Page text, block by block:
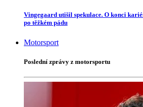
Vingegaard utišil spekulace. O konci
po těžkém pádu
Motorsport
Poslední zprávy z motorsportu